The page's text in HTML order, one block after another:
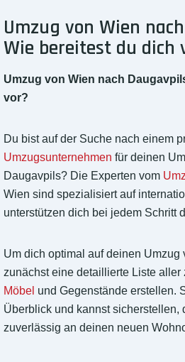
Umzug von Wien
Wie bereitest du dich
Umzug von Wien nach
vor?
Du bist auf der Suche nach einem
Umzugsunternehmen für deinen
Daugavpils? Die Experten vom
Wien sind spezialisiert auf
unterstützen dich bei jedem Schritt
Um dich optimal auf deinen Umzug
zunächst eine detaillierte Liste aller
Möbel und Gegenstände erstellen.
Überblick und kannst sicherstellen,
zuverlässig an deinen neuen